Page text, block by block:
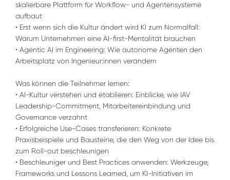
skalierbare Plattform für Workflow- und Agentensysteme
aufbaut
• Erst wenn sich die Kultur ändert wird KI zum Normalfall:
Warum Unternehmen eine AI-first-Mentalität brauchen
• Agentic AI im Engineering: Wie autonome Agenten den
Arbeitsplatz von Ingenieur:innen verändern
Was können die Teilnehmer lernen:
• AI-Kultur verstehen und etablieren: Einblicke, wie IAV
Leadership-Commitment, Mitarbeitereinbindung und
Governance verzahnt
• Erfolgreiche Use-Cases transferieren: Konkrete
Praxisbeispiele und Bausteine, die den Weg von der Idee bis
zum Roll-out beschleunigen
• Beschleuniger und Best Practices anwenden: Werkzeuge,
Frameworks und Lessons Learned, um KI-Initiativen im